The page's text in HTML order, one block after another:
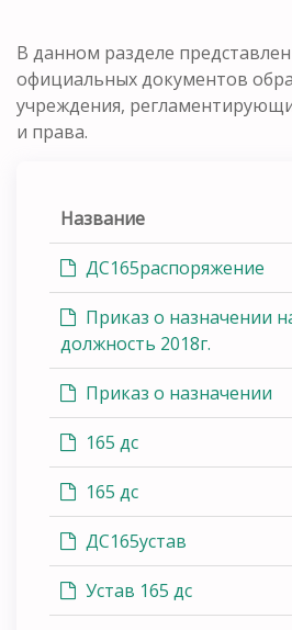
В данном разделе
официальных документов
учреждения,
и права.
Название
ДС165распоряжение
Приказ о назначении
должность 2018г.
Приказ о назначении
165 дс
165 дс
ДС165устав
Устав 165 дс